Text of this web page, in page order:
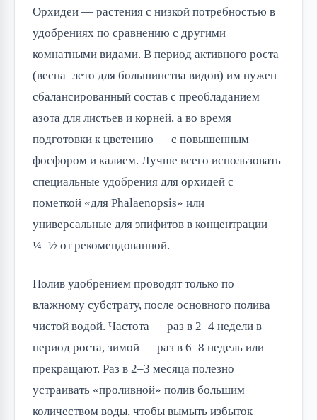
Орхидеи — растения с низкой потребностью в
удобрениях по сравнению с другими
комнатными видами. В период активного роста
(весна–лето для большинства видов) им нужен
сбалансированный состав с преобладанием
азота для листьев и корней, а во время
подготовки к цветению — с повышенным
фосфором и калием. Лучше всего использовать
специальные удобрения для орхидей с
пометкой «для Phalaenopsis» или
универсальные для эпифитов в концентрации
¼–½ от рекомендованной.
Полив удобрением проводят только по
влажному субстрату, после основного полива
чистой водой. Частота — раз в 2–4 недели в
период роста, зимой — раз в 6–8 недель или
прекращают. Раз в 2–3 месяца полезно
устраивать «проливной» полив большим
количеством воды, чтобы вымыть избыток